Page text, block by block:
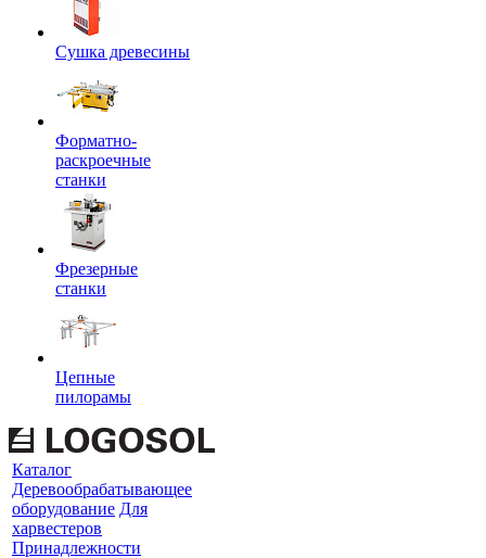
Сушка древесины
Форматно-
раскроечные
станки
Фрезерные
станки
Цепные
пилорамы
Каталог
Деревообрабатывающее
оборудование Для
харвестеров
Принадлежности